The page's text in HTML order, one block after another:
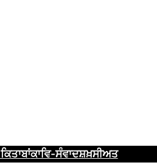
ਕਾਵਿ-ਸੰਵਾਦਸ਼ਖ਼ਸੀਅਤ